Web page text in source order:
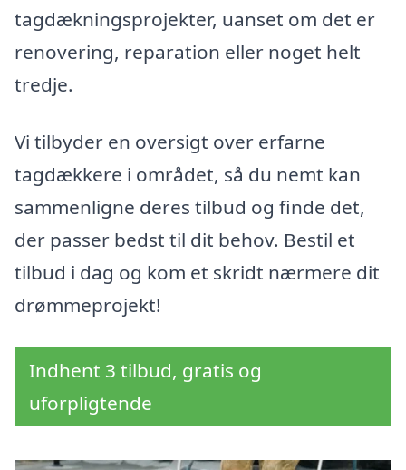
tagdækningsprojekter, uanset om det er
renovering, reparation eller noget helt
tredje.
Vi tilbyder en oversigt over erfarne
tagdækkere i området, så du nemt kan
sammenligne deres tilbud og finde det,
der passer bedst til dit behov. Bestil et
tilbud i dag og kom et skridt nærmere dit
drømmeprojekt!
Indhent 3 tilbud, gratis og
uforpligtende